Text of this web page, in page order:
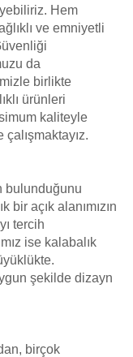
Hem
ve emniyetli
da
birlikte
ürünleri
kaliteyle
bulunduğunu
açık alanımızın
tercih
ise kalabalık
şekilde dizayn
birçok